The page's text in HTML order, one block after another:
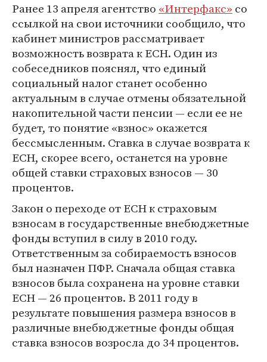
Ранее 13 апреля агентство «Интерфакс» со
ссылкой на свои источники сообщило, что
кабинет министров рассматривает
возможность возврата к ЕСН. Один из
собеседников пояснял, что единый
социальный налог станет особенно
актуальным в случае отмены обязательной
накопительной части пенсии — если ее не
будет, то понятие «взнос» окажется
бессмысленным. Ставка в случае возврата к
ЕСН, скорее всего, останется на уровне
общей ставки страховых взносов — 30
процентов.
Закон о переходе от ЕСН к страховым
взносам в государственные внебюджетные
фонды вступил в силу в 2010 году.
Ответственным за собираемость взносов
был назначен ПФР. Сначала общая ставка
взносов была сохранена на уровне ставки
ЕСН — 26 процентов. В 2011 году в
результате повышения размера взносов в
различные внебюджетные фонды общая
ставка взносов возросла до 34 процентов.